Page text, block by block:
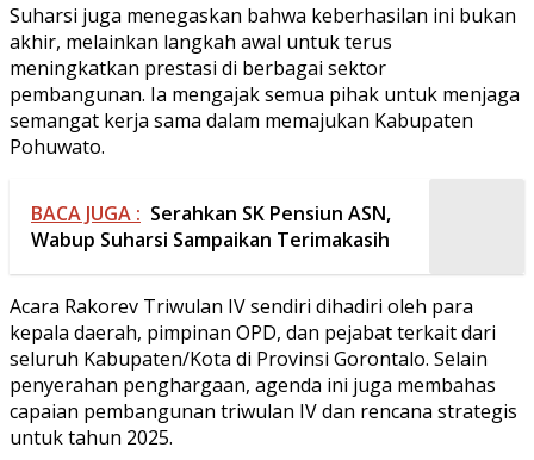
Suharsi juga menegaskan bahwa keberhasilan ini bukan
akhir, melainkan langkah awal untuk terus
meningkatkan prestasi di berbagai sektor
pembangunan. Ia mengajak semua pihak untuk menjaga
semangat kerja sama dalam memajukan Kabupaten
Pohuwato.
BACA JUGA : Serahkan SK Pensiun ASN,
Wabup Suharsi Sampaikan Terimakasih
Acara Rakorev Triwulan IV sendiri dihadiri oleh para
kepala daerah, pimpinan OPD, dan pejabat terkait dari
seluruh Kabupaten/Kota di Provinsi Gorontalo. Selain
penyerahan penghargaan, agenda ini juga membahas
capaian pembangunan triwulan IV dan rencana strategis
untuk tahun 2025.